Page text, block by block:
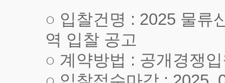
○ 입찰건명 : 2025 물류
역 입찰 공고
○ 계약방법 : 공개경쟁